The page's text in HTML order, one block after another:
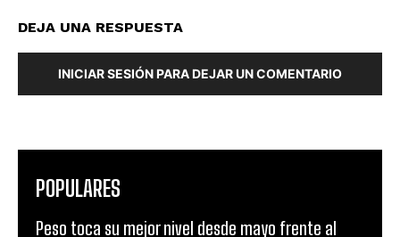
DEJA UNA RESPUESTA
INICIAR SESIÓN PARA DEJAR UN COMENTARIO
POPULARES
Peso toca su mejor nivel desde mayo frente al